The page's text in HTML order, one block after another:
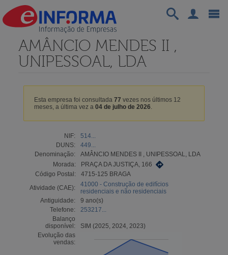
AMÂNCIO MENDES II ,
UNIPESSOAL, LDA
Esta empresa foi consultada 77 vezes nos últimos 12
meses, a última vez a 04 de julho de 2026.
NIF:
514...
DUNS:
449...
Denominação:
AMÂNCIO MENDES II , UNIPESSOAL, LDA
Morada:
PRAÇA DA JUSTIÇA, 166
Código Postal:
4715-125 BRAGA
Atividade (CAE):
41000 - Construção de edifícios
residenciais e não residenciais
Antiguidade:
9 ano(s)
Telefone:
253217...
Balanço
disponível:
SIM (2025, 2024, 2023)
Evolução das
vendas: